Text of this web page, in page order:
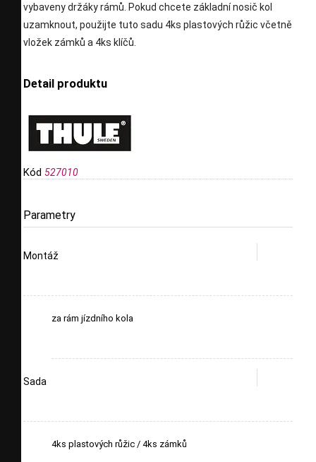
vybaveny držáky rámů. Pokud chcete základní nosič kol
uzamknout, použijte tuto sadu 4ks plastových růžic včetně
vložek zámků a 4ks klíčů.
Detail produktu
Kód 527010
Parametry
Montáž
za rám jízdního kola
Sada
4ks plastových růžic / 4ks zámků